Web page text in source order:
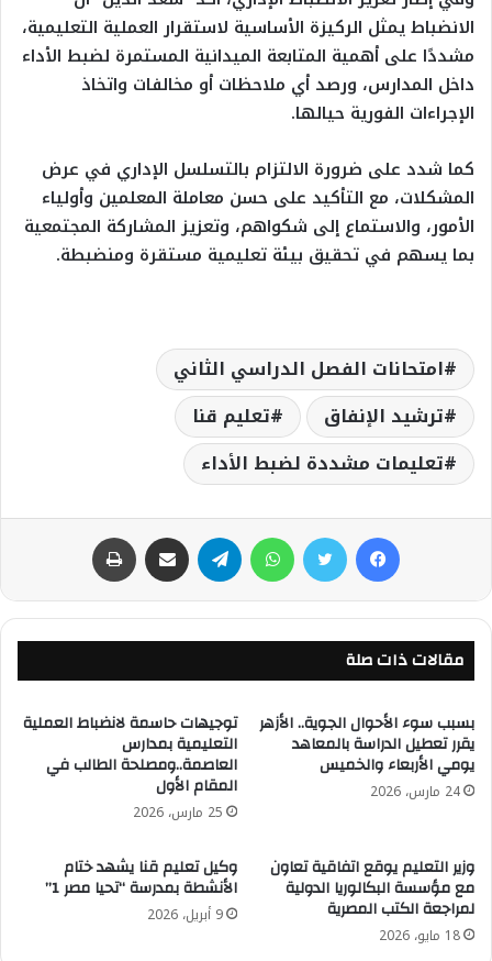
الانضباط يمثل الركيزة الأساسية لاستقرار العملية التعليمية،
مشددًا على أهمية المتابعة الميدانية المستمرة لضبط الأداء
داخل المدارس، ورصد أي ملاحظات أو مخالفات واتخاذ
الإجراءات الفورية حيالها.
كما شدد على ضرورة الالتزام بالتسلسل الإداري في عرض
المشكلات، مع التأكيد على حسن معاملة المعلمين وأولياء
الأمور، والاستماع إلى شكواهم، وتعزيز المشاركة المجتمعية
بما يسهم في تحقيق بيئة تعليمية مستقرة ومنضبطة.
امتحانات الفصل الدراسي الثاني
ترشيد الإنفاق
تعليم قنا
تعليمات مشددة لضبط الأداء
مقالات ذات صلة
بسبب سوء الأحوال الجوية.. الأزهر
يقرر تعطيل الدراسة بالمعاهد
يومي الأربعاء والخميس
24 مارس، 2026
توجيهات حاسمة لانضباط العملية
التعليمية بمدارس
العاصمة..ومصلحة الطالب في
المقام الأول
25 مارس، 2026
وزير التعليم يوقع اتفاقية تعاون
مع مؤسسة البكالوريا الدولية
لمراجعة الكتب المصرية
18 مايو، 2026
وكيل تعليم قنا يشهد ختام
الأنشطة بمدرسة “تحيا مصر 1”
9 أبريل، 2026